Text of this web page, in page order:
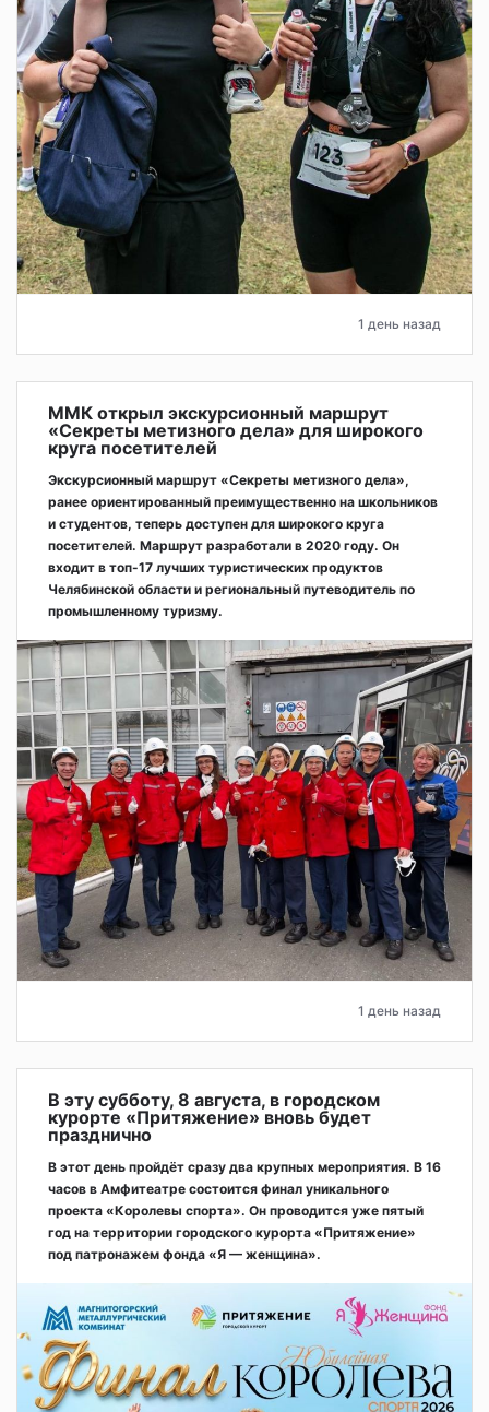
1 день назад
ММК открыл экскурсионный маршрут
«Секреты метизного дела» для широкого
круга посетителей
Экскурсионный маршрут «Секреты метизного дела»,
ранее ориентированный преимущественно на школьников
и студентов, теперь доступен для широкого круга
посетителей. Маршрут разработали в 2020 году. Он
входит в топ-17 лучших туристических продуктов
Челябинской области и региональный путеводитель по
промышленному туризму.
1 день назад
В эту субботу, 8 августа, в городском
курорте «Притяжение» вновь будет
празднично
В этот день пройдёт сразу два крупных мероприятия. В 16
часов в Амфитеатре состоится финал уникального
проекта «Королевы спорта». Он проводится уже пятый
год на территории городского курорта «Притяжение»
под патронажем фонда «Я — женщина».